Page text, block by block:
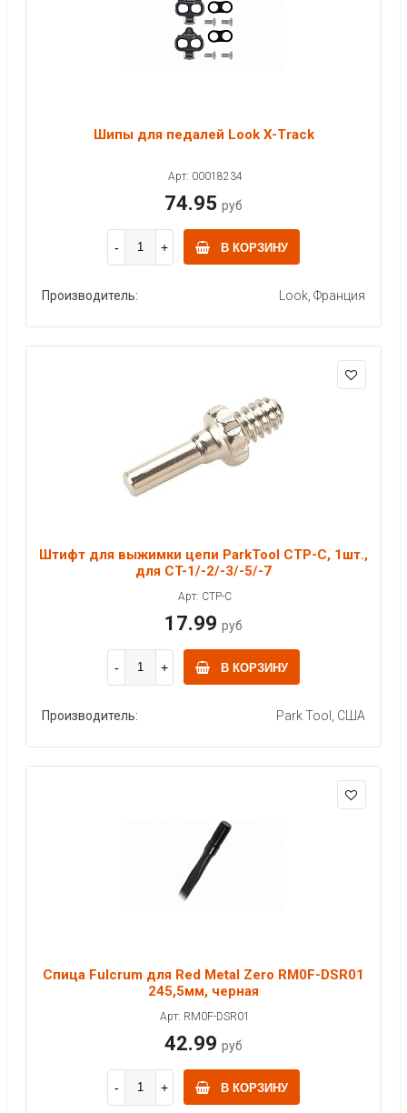
Шипы для педалей Look X-Track
Арт: 00018234
74.95 руб
В КОРЗИНУ
Производитель: Look, Франция
Штифт для выжимки цепи ParkTool CTP-C, 1шт.,
для CT-1/-2/-3/-5/-7
Арт: CTP-C
17.99 руб
В КОРЗИНУ
Производитель: Park Tool, США
Спица Fulcrum для Red Metal Zero RM0F-DSR01
245,5мм, черная
Арт: RM0F-DSR01
42.99 руб
В КОРЗИНУ